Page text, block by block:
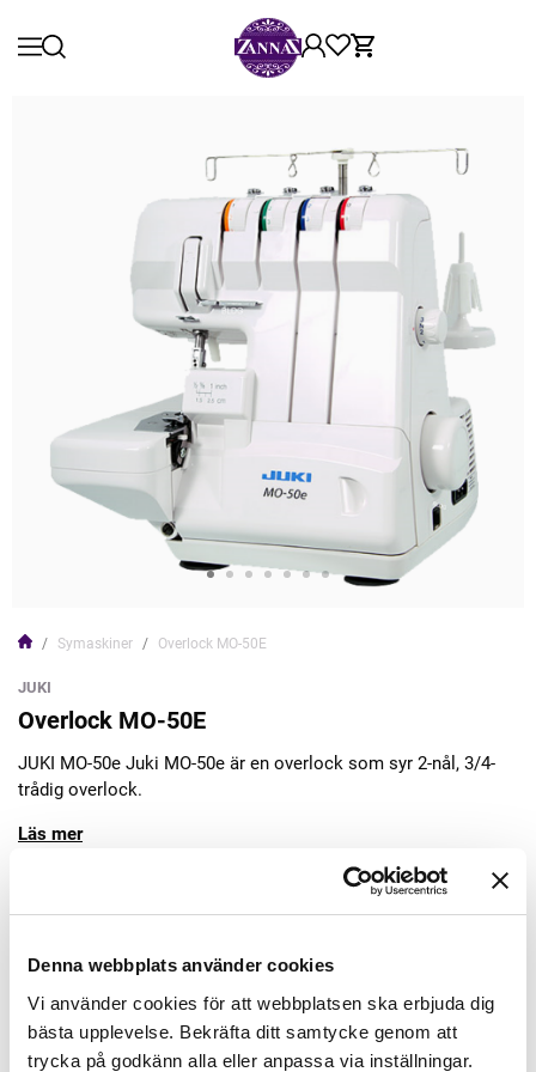
Denna webbplats använder cookies
Vi använder cookies för att webbplatsen ska erbjuda dig
bästa upplevelse. Bekräfta ditt samtycke genom att
trycka på godkänn alla eller anpassa via inställningar.
Symaskiner Overlock MO-50E
JUKI
Overlock MO-50E
JUKI MO-50e Juki MO-50e är en overlock som syr 2-nål, 3/4-
trådig overlock.
Läs mer
Lägg till varukorgen
Finns i lager